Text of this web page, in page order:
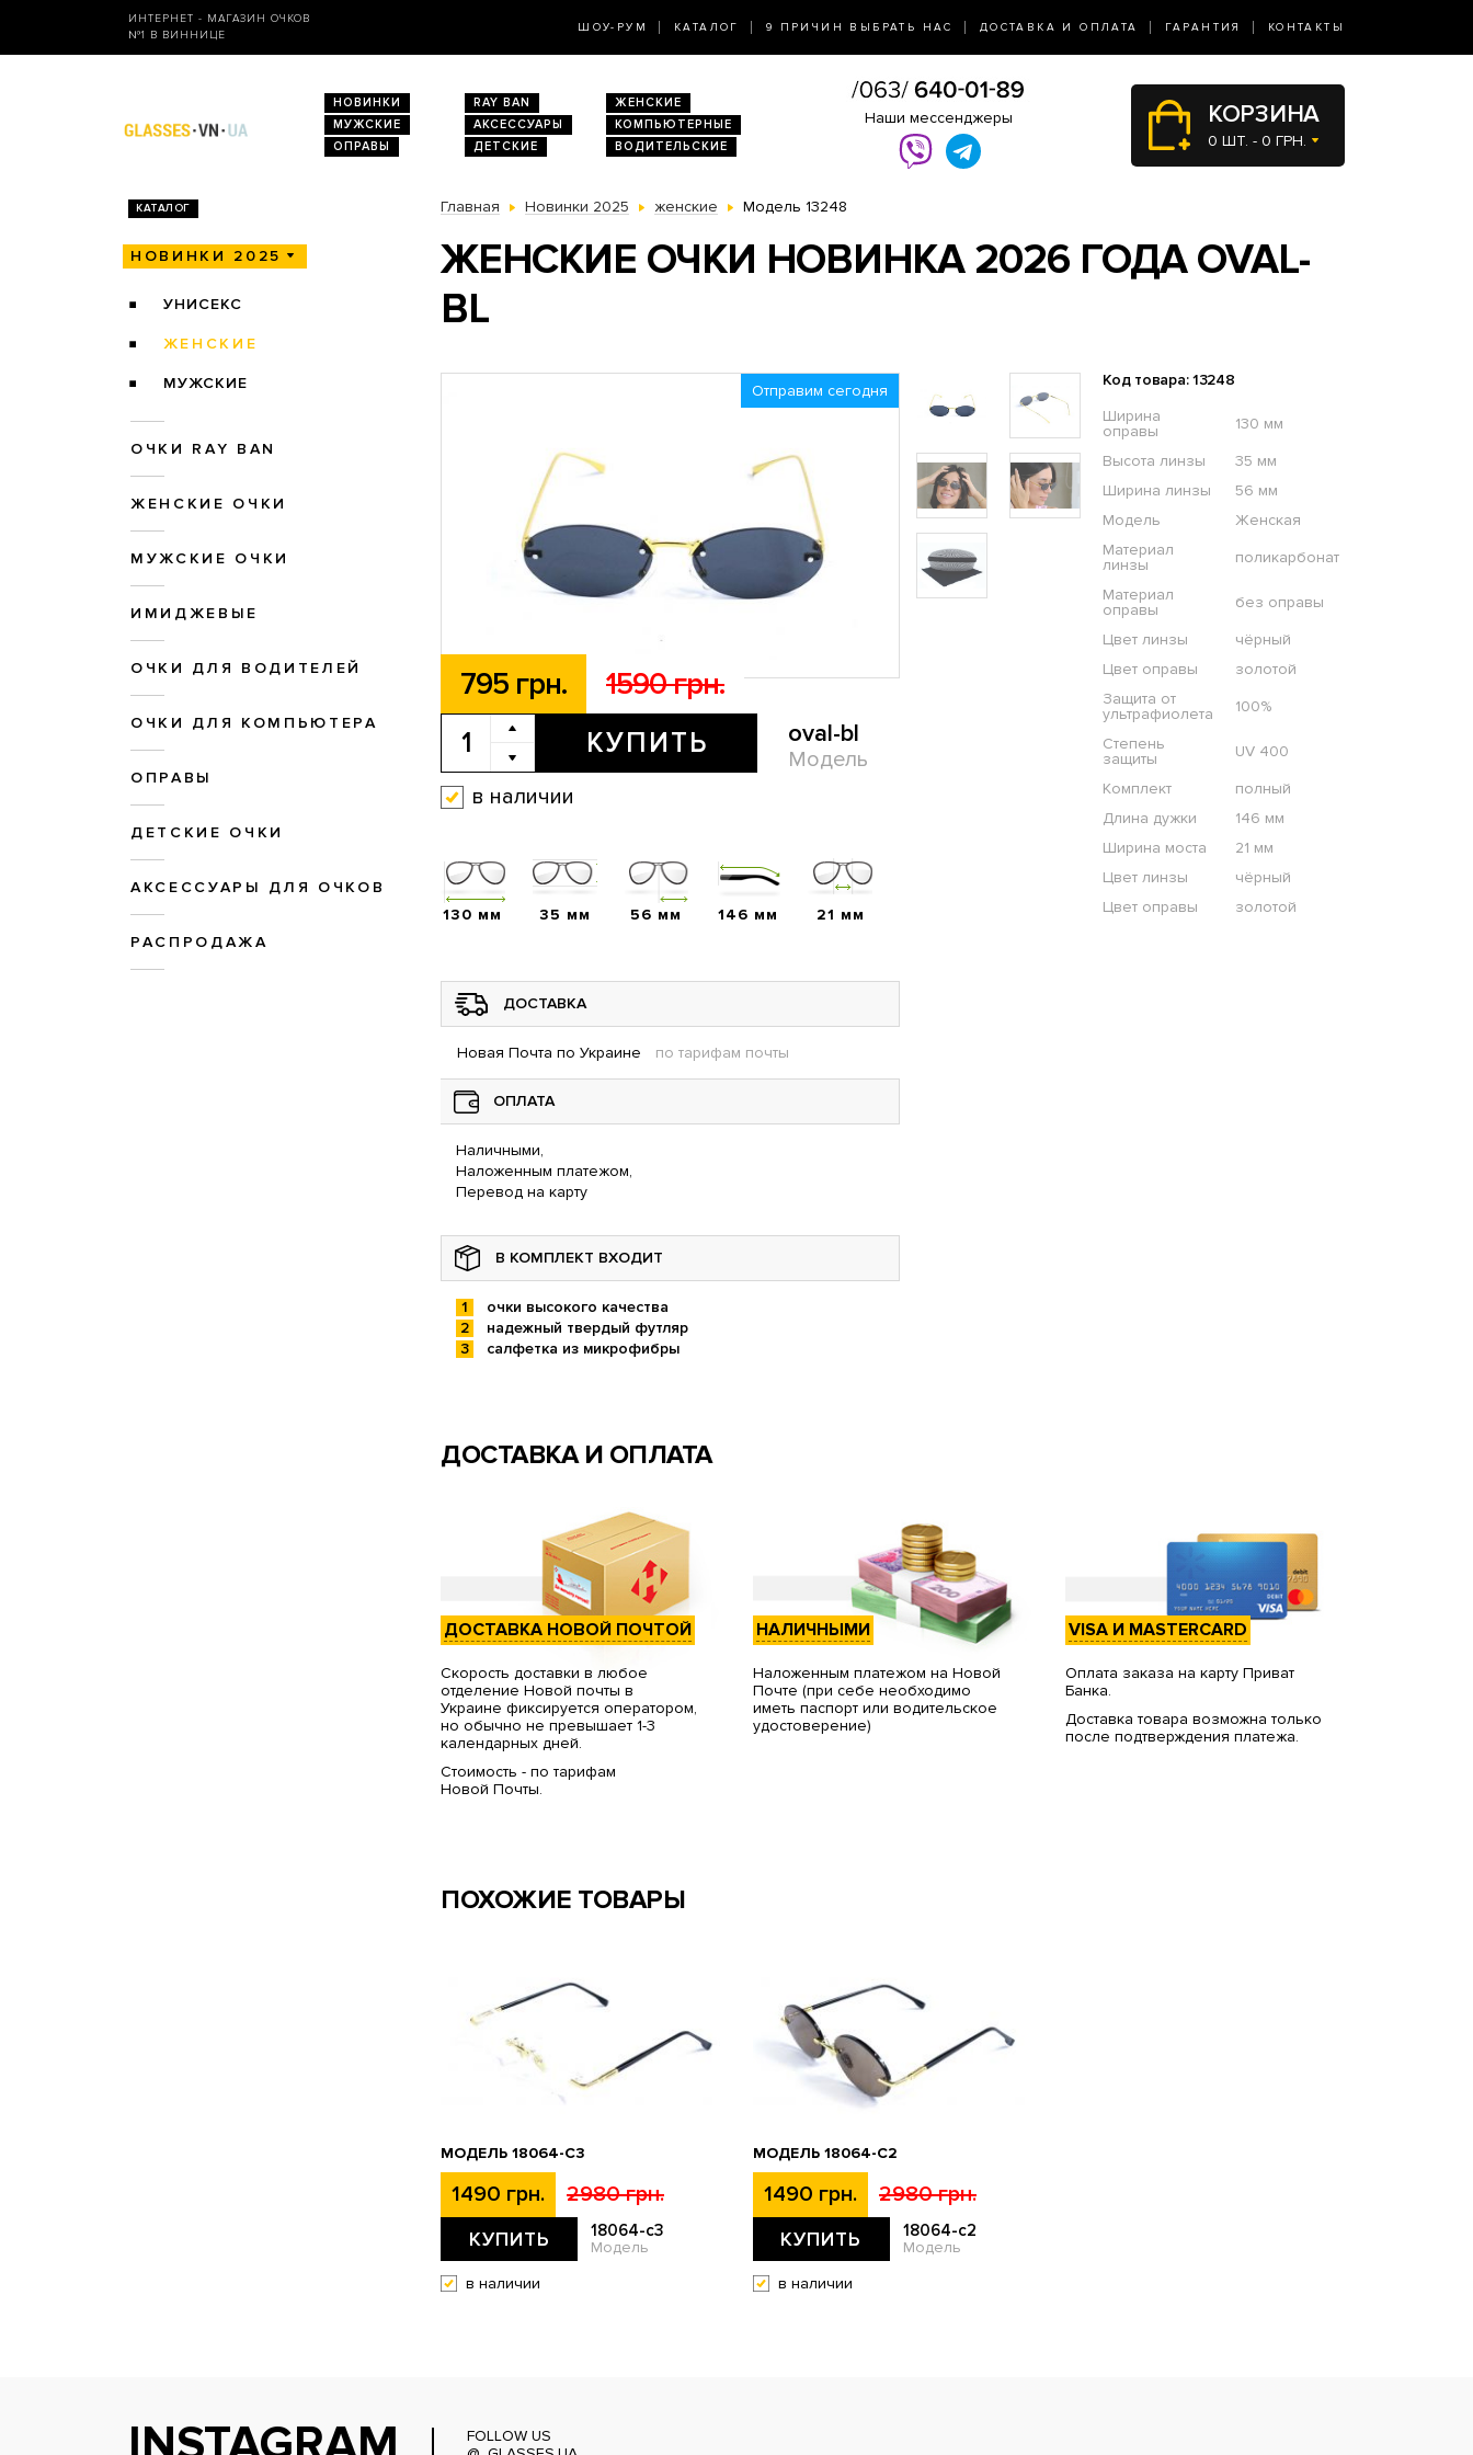
ИНТЕРНЕТ - МАГАЗИН ОЧКОВ
№1 В ВИННИЦЕ
ШОУ-РУМ КАТАЛОГ 9 ПРИЧИН ВЫБРАТЬ НАС ДОСТАВКА И ОПЛАТА ГАРАНТИЯ КОНТАКТЫ
НОВИНКИ RAY BAN
ЖЕНСКИЕ
МУЖСКИЕ
АКСЕССУАРЫ
КОМПЬЮТЕРНЫЕ
ОПРАВЫ
ДЕТСКИЕ ВОДИТЕЛЬСКИЕ
Наши мессенджеры КОРЗИНА
0 ШТ. - 0 ГРН.
КАТАЛОГ
НОВИНКИ 2025
УНИСЕКС
ЖЕНСКИЕ
МУЖСКИЕ
ОЧКИ RAY BAN
ЖЕНСКИЕ ОЧКИ
МУЖСКИЕ ОЧКИ
ИМИДЖЕВЫЕ
ОЧКИ ДЛЯ ВОДИТЕЛЕЙ
ОЧКИ ДЛЯ КОМПЬЮТЕРА
ОПРАВЫ
ДЕТСКИЕ ОЧКИ
АКСЕССУАРЫ ДЛЯ ОЧКОВ
РАСПРОДАЖА
Главная Новинки 2025 женские Модель 13248
ЖЕНСКИЕ ОЧКИ НОВИНКА 2026 ГОДА OVAL-
BL
Отправим сегодня
795 грн. 1590 грн.
КУПИТЬ oval-bl
Модель
в наличии
Код товара: 13248
Ширина
оправы
130 мм
Высота линзы
35 мм
Ширина линзы
56 мм
Модель
Женская
Материал
линзы
поликарбонат
Материал
оправы
без оправы
Цвет линзы
чёрный
Цвет оправы
золотой
Защита от
ультрафиолета
100%
Степень
защиты
UV 400
Комплект
полный
Длина дужки
146 мм
Ширина моста
21 мм
Цвет линзы
чёрный
Цвет оправы
золотой
130 мм 35 мм 56 мм 146 мм 21 мм
ДОСТАВКА
Новая Почта по Украине по тарифам почты
ОПЛАТА
Наличными,
Наложенным платежом,
Перевод на карту
В КОМПЛЕКТ ВХОДИТ
очки высокого качества
надежный твердый футляр
салфетка из микрофибры
ДОСТАВКА И ОПЛАТА
ДОСТАВКА НОВОЙ ПОЧТОЙ
Скорость доставки в любое
отделение Новой почты в
Украине фиксируется оператором,
но обычно не превышает 1-3
календарных дней.
Стоимость - по тарифам
Новой Почты.
НАЛИЧНЫМИ
Наложенным платежом на Новой
Почте (при себе необходимо
иметь паспорт или водительское
удостоверение)
VISA И MASTERCARD
Оплата заказа на карту Приват
Банка.
Доставка товара возможна только
после подтверждения платежа.
ПОХОЖИЕ ТОВАРЫ
МОДЕЛЬ 18064-C3
1490 грн. 2980 грн.
КУПИТЬ 18064-c3
Модель
в наличии
МОДЕЛЬ 18064-C2
1490 грн. 2980 грн.
КУПИТЬ 18064-c2
Модель
в наличии
FOLLOW US